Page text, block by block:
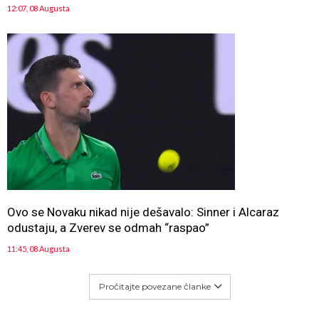
12:07, 08 Augusta
Ovo se Novaku nikad nije dešavalo: Sinner i Alcaraz
odustaju, a Zverev se odmah “raspao”
11:45, 08 Augusta
Pročitajte povezane članke